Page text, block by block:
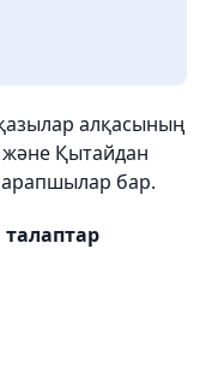
алқасының
Қытайдан
бар.
талаптар